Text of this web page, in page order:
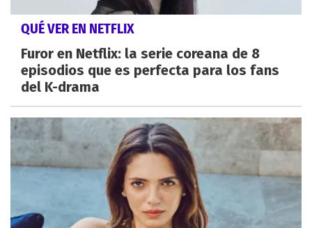
QUÉ VER EN NETFLIX
Furor en Netflix: la serie coreana de 8
episodios que es perfecta para los fans
del K-drama